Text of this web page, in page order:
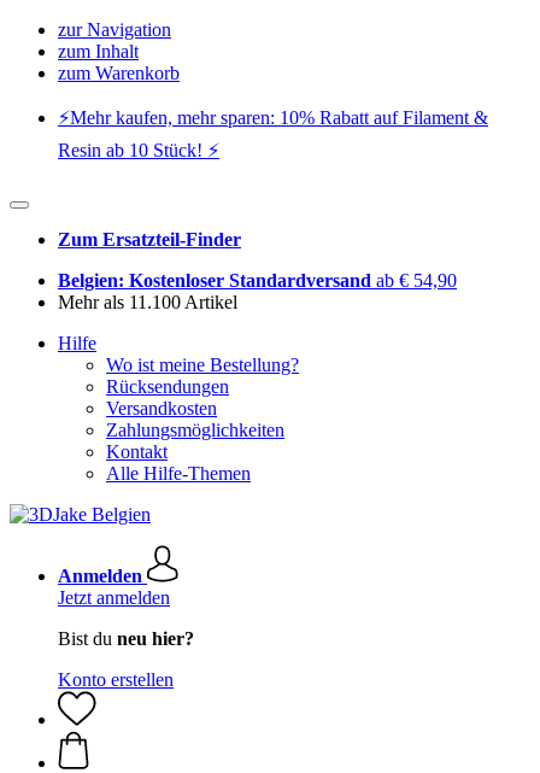
zur Navigation
zum Inhalt
zum Warenkorb
⚡️Mehr kaufen, mehr sparen: 10% Rabatt auf Filament &
Resin ab 10 Stück! ⚡️
Zum Ersatzteil-Finder
Belgien: Kostenloser Standardversand ab € 54,90
Mehr als 11.100 Artikel
Hilfe
Wo ist meine Bestellung?
Rücksendungen
Versandkosten
Zahlungsmöglichkeiten
Kontakt
Alle Hilfe-Themen
Anmelden
Jetzt anmelden
Bist du neu hier?
Konto erstellen